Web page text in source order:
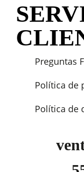
Preguntas
Política de
Política de